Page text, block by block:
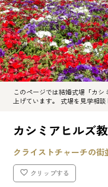
このページでは結婚式場「カ
上げています。 式場を見学相談
カシミアヒルズ
クライストチャーチの
クリップする